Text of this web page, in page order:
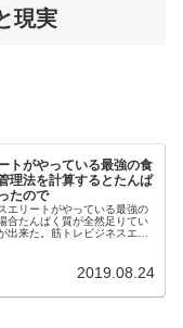
現実
トがやっている最強の食
理法を計算するとたんぱ
たので
エリートがやっている最強の
合たんぱく質が全然足りてい
出来た。筋トレビジネスエリ
2019.08.24